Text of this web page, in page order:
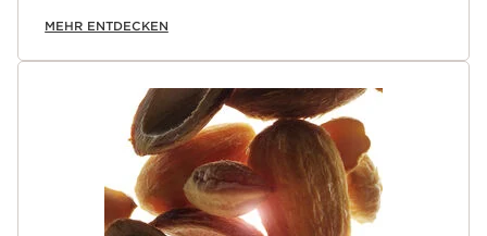
MEHR ENTDECKEN